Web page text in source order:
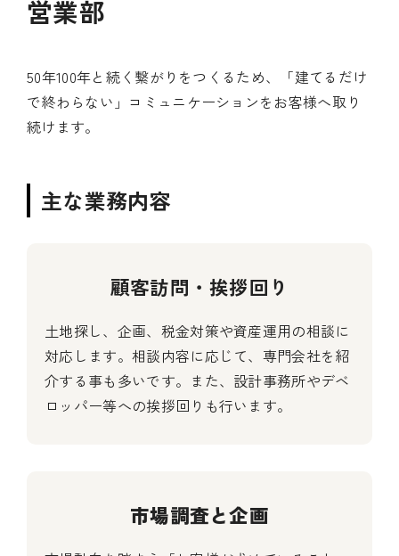
営業部
50年100年と続く繋がりをつくるため、「建てるだけ
で終わらない」コミュニケーションをお客様へ取り
続けます。
主な業務内容
顧客訪問・挨拶回り
土地探し、企画、税金対策や資産運用の相談に
対応します。相談内容に応じて、専門会社を紹
介する事も多いです。また、設計事務所やデベ
ロッパー等への挨拶回りも行います。
市場調査と企画